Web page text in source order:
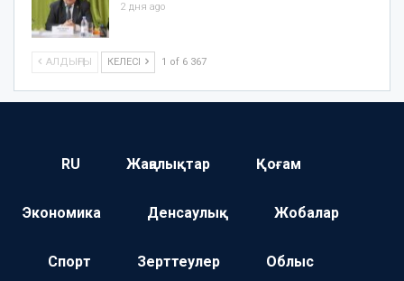
2 дня ago
АЛДЫҢҒЫ КЕЛЕСІ 1 of 6 367
RU Жаңалықтар Қоғам
Экономика Денсаулық Жобалар
Спорт Зерттеулер Облыс